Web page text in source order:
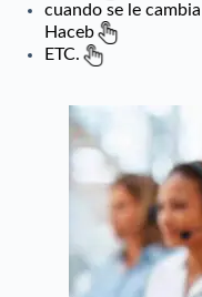
cuando se le
Haceb
ETC.